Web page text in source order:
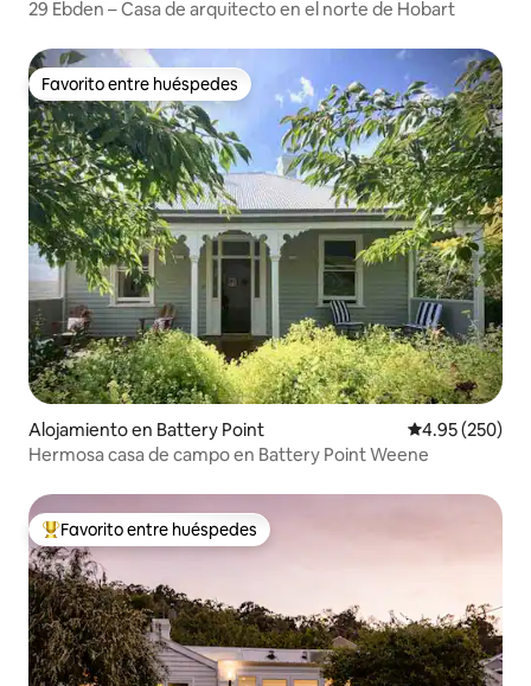
29 Ebden – Casa de arquitecto en el norte de Hobart
Favorito entre huéspedes
Favorito entre huéspedes
Alojamiento en Battery Point Calificación
4.95 (250)
Hermosa casa de campo en Battery Point Weene
Favorito entre huéspedes preferido
Favorito entre huéspedes